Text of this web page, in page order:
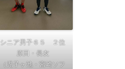
シニア男子６５ ２位
原田・長友
（児子ヶ池・宮崎ソフ